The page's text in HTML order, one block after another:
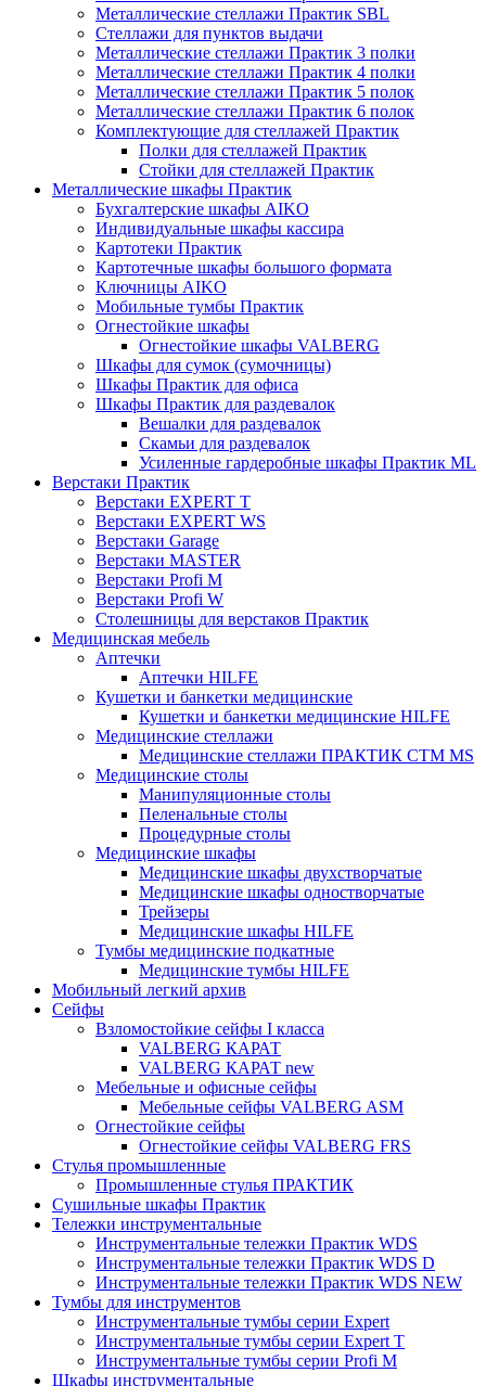
Металлические стеллажи Практик SBL
Стеллажи для пунктов выдачи
Металлические стеллажи Практик 3 полки
Металлические стеллажи Практик 4 полки
Металлические стеллажи Практик 5 полок
Металлические стеллажи Практик 6 полок
Комплектующие для стеллажей Практик
Полки для стеллажей Практик
Стойки для стеллажей Практик
Металлические шкафы Практик
Бухгалтерские шкафы AIKO
Индивидуальные шкафы кассира
Картотеки Практик
Картотечные шкафы большого формата
Ключницы AIKO
Мобильные тумбы Практик
Огнестойкие шкафы
Огнестойкие шкафы VALBERG
Шкафы для сумок (сумочницы)
Шкафы Практик для офиса
Шкафы Практик для раздевалок
Вешалки для раздевалок
Скамьи для раздевалок
Усиленные гардеробные шкафы Практик ML
Верстаки Практик
Верстаки EXPERT T
Верстаки EXPERT WS
Верстаки Garage
Верстаки MASTER
Верстаки Profi M
Верстаки Profi W
Столешницы для верстаков Практик
Медицинская мебель
Аптечки
Аптечки HILFE
Кушетки и банкетки медицинские
Кушетки и банкетки медицинские HILFE
Медицинские стеллажи
Медицинские стеллажи ПРАКТИК СТМ MS
Медицинские столы
Манипуляционные столы
Пеленальные столы
Процедурные столы
Медицинские шкафы
Медицинские шкафы двухстворчатые
Медицинские шкафы одностворчатые
Трейзеры
Медицинские шкафы HILFE
Тумбы медицинские подкатные
Медицинские тумбы HILFE
Мобильный легкий архив
Сейфы
Взломостойкие сейфы I класса
VALBERG КАРАТ
VALBERG КАРАТ new
Мебельные и офисные сейфы
Мебельные сейфы VALBERG ASM
Огнестойкие сейфы
Огнестойкие сейфы VALBERG FRS
Стулья промышленные
Промышленные стулья ПРАКТИК
Сушильные шкафы Практик
Тележки инструментальные
Инструментальные тележки Практик WDS
Инструментальные тележки Практик WDS D
Инструментальные тележки Практик WDS NEW
Тумбы для инструментов
Инструментальные тумбы серии Expert
Инструментальные тумбы серии Expert T
Инструментальные тумбы серии Profi M
Шкафы инструментальные